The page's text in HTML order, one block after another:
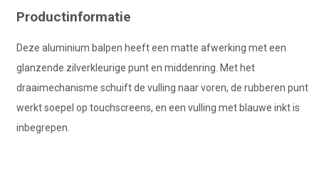
Productinformatie
Deze aluminium balpen heeft een matte afwerking met een
glanzende zilverkleurige punt en middenring. Met het
draaimechanisme schuift de vulling naar voren, de rubberen punt
werkt soepel op touchscreens, en een vulling met blauwe inkt is
inbegrepen.